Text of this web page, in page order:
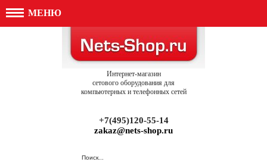
МЕНЮ
Интернет-магазин
сетового оборудования для
компьютерных и телефонных сетей
+7(495)120-55-14
zakaz@nets-shop.ru